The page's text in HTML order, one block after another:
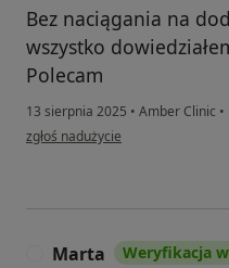
Bez naciągania na
wszystko
Polecam
13 sierpnia 2025 • Amber Clinic •
w opinii użytkownika Łukasz
zgłoś nadużycie
Marta Weryfikacja